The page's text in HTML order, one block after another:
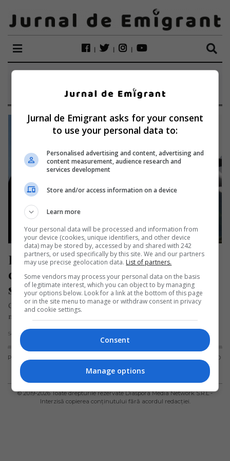
ALMAS
Româncă de 18 ani, dispărută după
ce a plecat cu avionul din Anglia
spre România
Ghizela Almaș, o tânără de 18 ani din județul Cluj, este de
negăsit după ce, la data de 25 ianuarie…
Scris de Mihai Diaconu
PUBLICITATE
POLITICA PRIVIND
© 2019-2026Toate drepturile rezervate Diaspora Media Network S.R.L -
Interzisă copierea conținutului fără acordul redacției.
Jurnal de Emigrant asks for your consent
to use your personal data to:
Personalised advertising and content, advertising and
content measurement, audience research and
services development
Store and/or access information on a device
Learn more
Your personal data will be processed and information from
your device (cookies, unique identifiers, and other device
data) may be stored by, accessed by and shared with 242
partners, or used specifically by this site. We and our partners
may use precise geolocation data. List of partners.
Some vendors may process your personal data on the basis
of legitimate interest, which you can object to by managing
your options below. Look for a link at the bottom of this page
or in the site menu to manage or withdraw consent in privacy
and cookie settings.
Consent
Manage options